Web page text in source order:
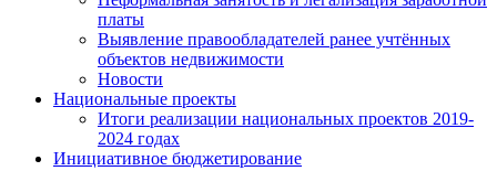
платы
Выявление правообладателей ранее учтённых
объектов недвижимости
Новости
Национальные проекты
Итоги реализации национальных проектов 2019-
2024 годах
Инициативное бюджетирование